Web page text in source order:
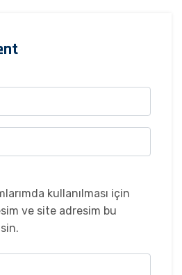
kullanılması için
ve site adresim bu